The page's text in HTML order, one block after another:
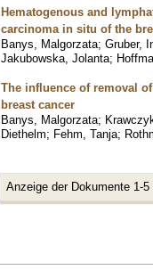
Hematogenous and
carcinoma in situ of the
Banys, Malgorzata; Gruber,
Jakubowska, Jolanta;
The influence of removal
breast cancer
Banys, Malgorzata;
Diethelm; Fehm, Tanja;
Anzeige der Dokumente 1-5